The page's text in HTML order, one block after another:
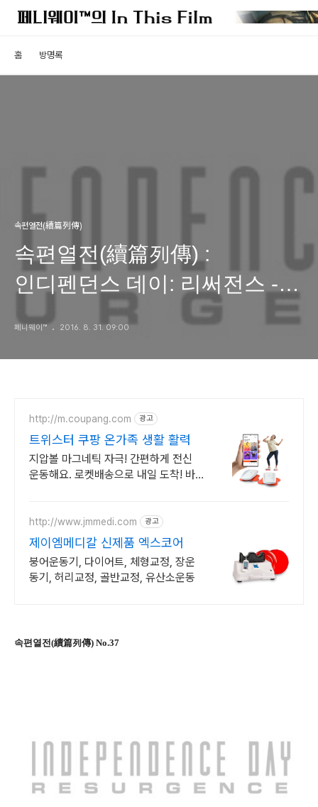
홈 방명록
속편열전(續篇列傳)
속편열전(續篇列傳) :
인디펜던스 데이: 리써전스 -
안일한 자기복제의 함정
페니웨이™ 2016. 8. 31. 09:00
http://m.coupang.com 광고
트위스터 쿠팡 온가족 생활 활력
지압볼 마그네틱 자극! 간편하게 전신
운동해요. 로켓배송으로 내일 도착! 바
http://www.jmmedi.com 광고
제이엠메디칼 신제품 엑스코어
붕어운동기, 다이어트, 체형교정, 장운
동기, 허리교정, 골반교정, 유산소운동
속편열전(續篇列傳) No.37